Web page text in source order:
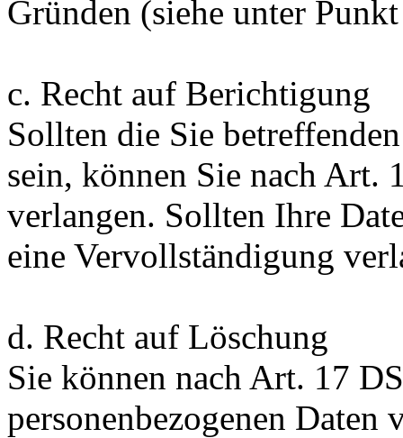
Gründen (siehe unter
c. Recht auf Berichtigung
Sollten die Sie
sein, können Sie nach Art.
verlangen. Sollten Ihre
eine Vervollständigung
d. Recht auf Löschung
Sie können nach Art. 17
personenbezogenen Daten